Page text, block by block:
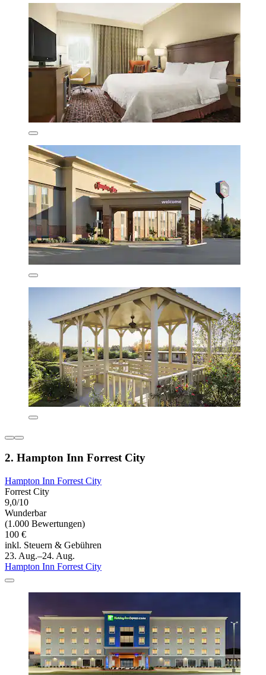
2. Hampton Inn Forrest City
Hampton Inn Forrest City
Forrest City
9,0/10
Wunderbar
(1.000 Bewertungen)
100 €
inkl. Steuern & Gebühren
23. Aug.–24. Aug.
Hampton Inn Forrest City